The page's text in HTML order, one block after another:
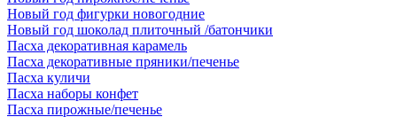
Новый год фигурки новогодние
Новый год шоколад плиточный /батончики
Пасха декоративная карамель
Пасха декоративные пряники/печенье
Пасха куличи
Пасха наборы конфет
Пасха пирожные/печенье